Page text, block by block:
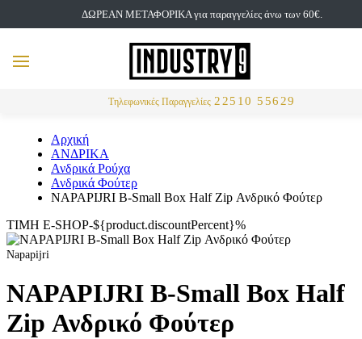
ΔΩΡΕΑΝ ΜΕΤΑΦΟΡΙΚΑ για παραγγελίες άνω των 60€.
Τηλεφωνικές Παραγγελίες 22510 55629
MENU
Αρχική
ΑΝΔΡΙΚΑ
Ανδρικά Ρούχα
Ανδρικά Φούτερ
NAPAPIJRI B-Small Box Half Zip Ανδρικό Φούτερ
ΤΙΜΗ E-SHOP-${product.discountPercent}%
Napapijri
NAPAPIJRI B-Small Box Half
Zip Ανδρικό Φούτερ